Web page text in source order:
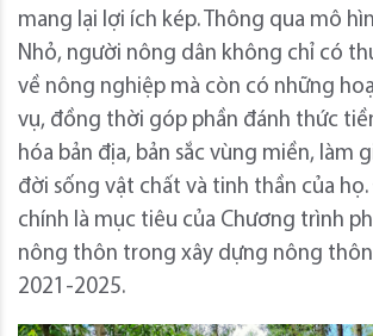
mang lại lợi ích kép. Thông qua mô
Nhỏ, người nông dân không chỉ có
về nông nghiệp mà còn có những
vụ, đồng thời góp phần đánh thức
hóa bản địa, bản sắc vùng miền, làm
đời sống vật chất và tinh thần của
chính là mục tiêu của Chương trình
nông thôn trong xây dựng nông
2021-2025.